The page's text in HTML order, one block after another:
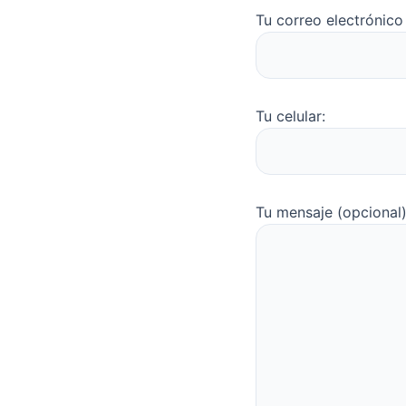
Tu correo electrónico
Tu celular:
Tu mensaje (opcional)